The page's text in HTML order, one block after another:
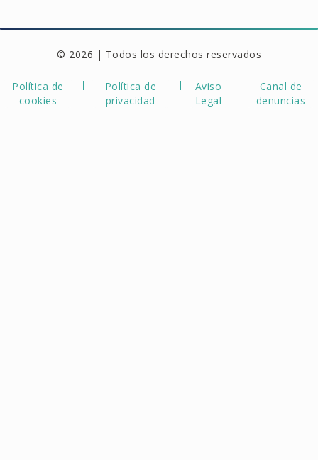
© 2026 | Todos los derechos reservados
Política de
cookies
Política de
privacidad
Aviso
Legal
Canal de
denuncias